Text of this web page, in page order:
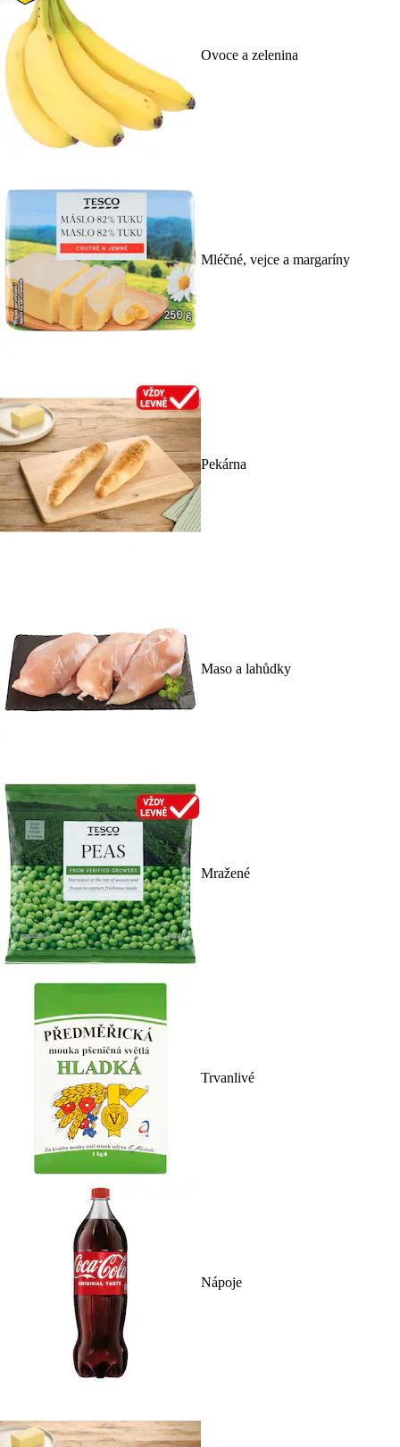
Ovoce a zelenina
Mléčné, vejce a margaríny
Pekárna
Maso a lahůdky
Mražené
Trvanlivé
Nápoje